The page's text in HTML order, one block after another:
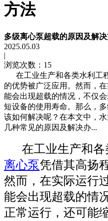
方法
多级离心泵超载的原因及解
2025.05.03
|
浏览次数：15
在工业生产和各类水利工
的优势被广泛应用。然而，
能会出现超载的情况，不仅
短设备的使用寿命。那么，
该如何解决呢？在本文中，
几种常见的原因及解决办...
在工业生产和各
离心泵凭借其高扬
然而，在实际运行
能会出现超载的情
正常运行，还可能